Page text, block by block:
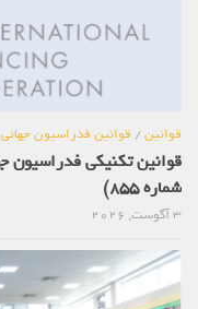
قوانین/ قوانین فدراسیون جهانی
شماره 855)
3 آگوست, 2026